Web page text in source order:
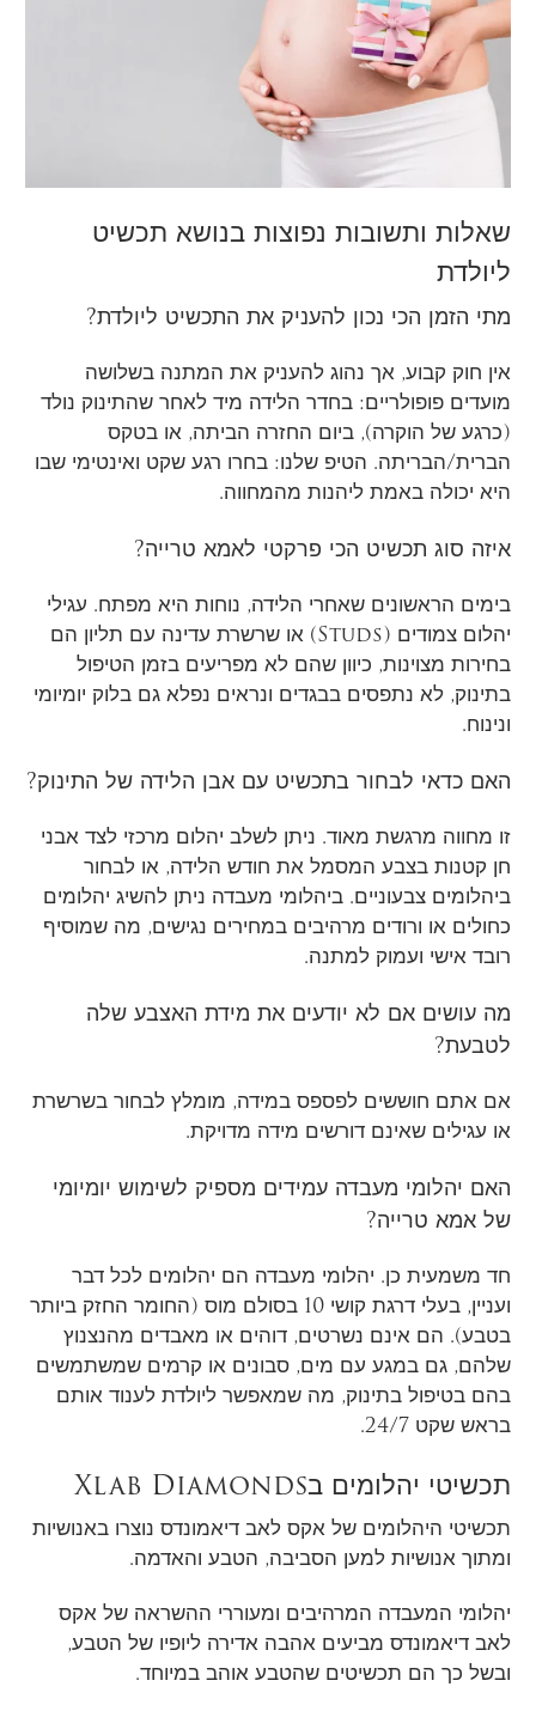
שאלות ותשובות נפוצות בנושא תכשיט
ליולדת
מתי הזמן הכי נכון להעניק את התכשיט ליולדת?
אין חוק קבוע, אך נהוג להעניק את המתנה בשלושה
מועדים פופולריים: בחדר הלידה מיד לאחר שהתינוק נולד
(כרגע של הוקרה), ביום החזרה הביתה, או בטקס
הברית/הבריתה. הטיפ שלנו: בחרו רגע שקט ואינטימי שבו
היא יכולה באמת ליהנות מהמחווה.
איזה סוג תכשיט הכי פרקטי לאמא טרייה?
בימים הראשונים שאחרי הלידה, נוחות היא מפתח. עגילי
יהלום צמודים (Studs) או שרשרת עדינה עם תליון הם
בחירות מצוינות, כיוון שהם לא מפריעים בזמן הטיפול
בתינוק, לא נתפסים בבגדים ונראים נפלא גם בלוק יומיומי
ונינוח.
האם כדאי לבחור בתכשיט עם אבן הלידה של התינוק?
זו מחווה מרגשת מאוד. ניתן לשלב יהלום מרכזי לצד אבני
חן קטנות בצבע המסמל את חודש הלידה, או לבחור
ביהלומים צבעוניים. ביהלומי מעבדה ניתן להשיג יהלומים
כחולים או ורודים מרהיבים במחירים נגישים, מה שמוסיף
רובד אישי ועמוק למתנה.
מה עושים אם לא יודעים את מידת האצבע שלה
לטבעת?
אם אתם חוששים לפספס במידה, מומלץ לבחור בשרשרת
או עגילים שאינם דורשים מידה מדויקת.
האם יהלומי מעבדה עמידים מספיק לשימוש יומיומי
של אמא טרייה?
חד משמעית כן. יהלומי מעבדה הם יהלומים לכל דבר
ועניין, בעלי דרגת קושי 10 בסולם מוס (החומר החזק ביותר
בטבע). הם אינם נשרטים, דוהים או מאבדים מהנצנוץ
שלהם, גם במגע עם מים, סבונים או קרמים שמשתמשים
בהם בטיפול בתינוק, מה שמאפשר ליולדת לענוד אותם
בראש שקט 24/7.
תכשיטי יהלומים בXlab Diamonds
תכשיטי היהלומים של אקס לאב דיאמונדס נוצרו באנושיות
ומתוך אנושיות למען הסביבה, הטבע והאדמה.
יהלומי המעבדה המרהיבים ומעוררי ההשראה של אקס
לאב דיאמונדס מביעים אהבה אדירה ליופיו של הטבע,
ובשל כך הם תכשיטים שהטבע אוהב במיוחד.